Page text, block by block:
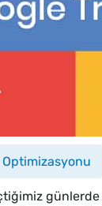
günlerde